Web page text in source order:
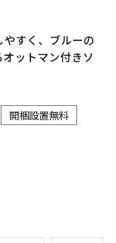
すく、ブルーの
ットマン付きソ
開梱設置無料